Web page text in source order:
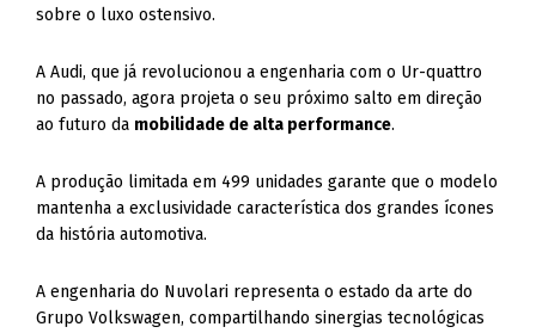
sobre o luxo ostensivo.
A Audi, que já revolucionou a engenharia com o Ur-quattro
no passado, agora projeta o seu próximo salto em direção
ao futuro da mobilidade de alta performance.
A produção limitada em 499 unidades garante que o modelo
mantenha a exclusividade característica dos grandes ícones
da história automotiva.
A engenharia do Nuvolari representa o estado da arte do
Grupo Volkswagen, compartilhando sinergias tecnológicas